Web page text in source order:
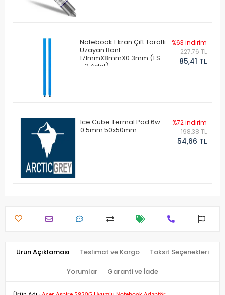
Notebook Ekran Çift Taraflı
Uzayan Bant
171mmX8mmX0.3mm (1 Set
- 2 Adet)
%63 indirim
227,76 TL
85,41 TL
Ice Cube Termal Pad 6w
0.5mm 50x50mm
%72 indirim
198,38 TL
54,66 TL
Ürün Açıklaması Teslimat ve Kargo Taksit Seçenekleri
Yorumlar Garanti ve İade